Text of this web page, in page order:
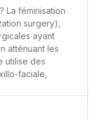
La féminisation
surgery),
ayant
atténuant les
utilise des
faciale,